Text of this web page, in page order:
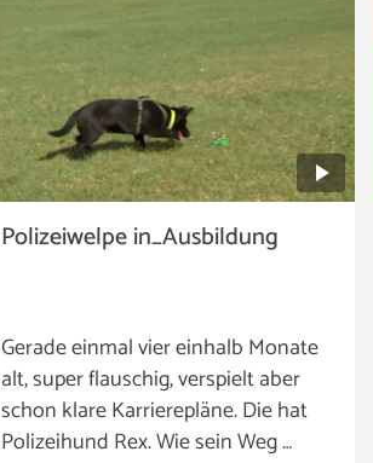
Polizeiwelpe in_Ausbildung
Gerade einmal vier einhalb Monate
alt, super flauschig, verspielt aber
schon klare Karrierepläne. Die hat
Polizeihund Rex. Wie sein Weg …